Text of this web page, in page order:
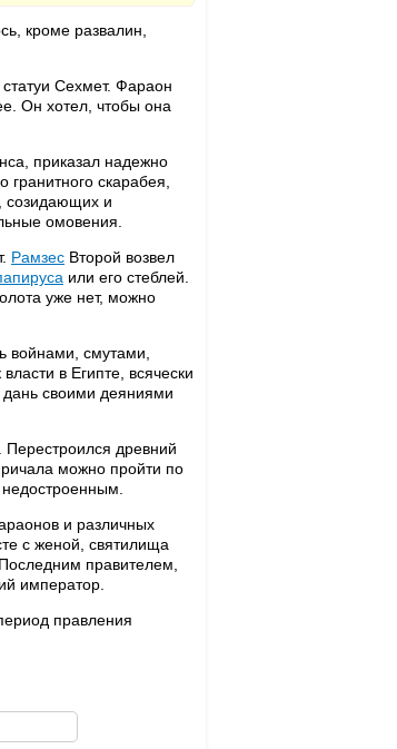
кроме развалин,
Сехмет. Фараон
Он хотел, чтобы она
приказал надежно
скарабея,
созидающих и
омовения.
Рамзес Второй возвел
или его стеблей.
уже нет, можно
войнами, смутами,
в Египте, всячески
дань своими деяниями
древний
можно пройти по
и различных
с женой, святилища
правителем,
император.
правления